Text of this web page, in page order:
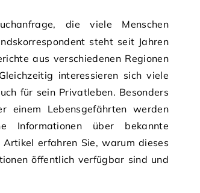
steht seit Jahren
aus verschiedenen Regionen
interessieren sich viele
für sein Privatleben. Besonders
einem Lebensgefährten werden
Informationen über bekannte
erfahren Sie, warum dieses
öffentlich verfügbar sind und